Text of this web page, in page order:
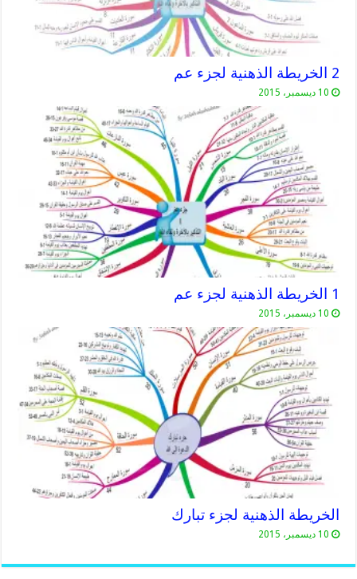
2 الخريطة الذهنية لجزء عم
10 ديسمبر، 2015
1 الخريطة الذهنية لجزء عم
10 ديسمبر، 2015
الخريطة الذهنية لجزء تبارك
10 ديسمبر، 2015